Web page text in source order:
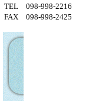
TEL 098-998-2216
FAX 098-998-2425